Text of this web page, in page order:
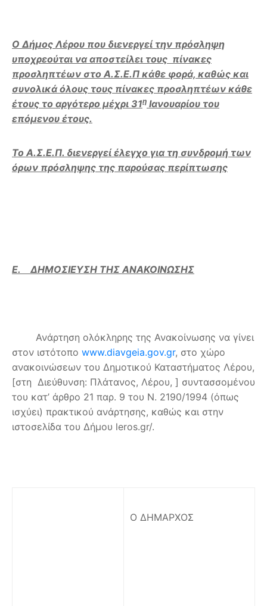
O Δήμος Λέρου που διενεργεί την πρόσληψη
υποχρεούται να αποστείλει τους πίνακες
προσληπτέων στο Α.Σ.Ε.Π κάθε φορά, καθώς και
συνολικά όλους τους πίνακες προσληπτέων κάθε
έτους το αργότερο μέχρι 31η Ιανουαρίου του
επόμενου έτους.
Το Α.Σ.Ε.Π. διενεργεί έλεγχο για τη συνδρομή των
όρων πρόσληψης της παρούσας περίπτωσης
Ε. ΔΗΜΟΣΙΕΥΣΗ ΤΗΣ ΑΝΑΚΟΙΝΩΣΗΣ
Ανάρτηση ολόκληρης της Ανακοίνωσης να γίνει
στον ιστότοπο www.diavgeia.gov.gr, στο χώρο
ανακοινώσεων του Δημοτικού Καταστήματος Λέρου,
[στη Διεύθυνση: Πλάτανος, Λέρου, ] συντασσομένου
του κατ’ άρθρο 21 παρ. 9 του Ν. 2190/1994 (όπως
ισχύει) πρακτικού ανάρτησης, καθώς και στην
ιστοσελίδα του Δήμου leros.gr/.
Ο ΔΗΜΑΡΧΟΣ